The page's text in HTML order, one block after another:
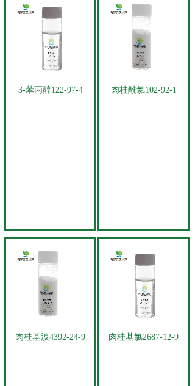
3-苯丙醇122-97-4 肉桂酰氯102-92-1
肉桂基溴4392-24-9 肉桂基氯2687-12-9